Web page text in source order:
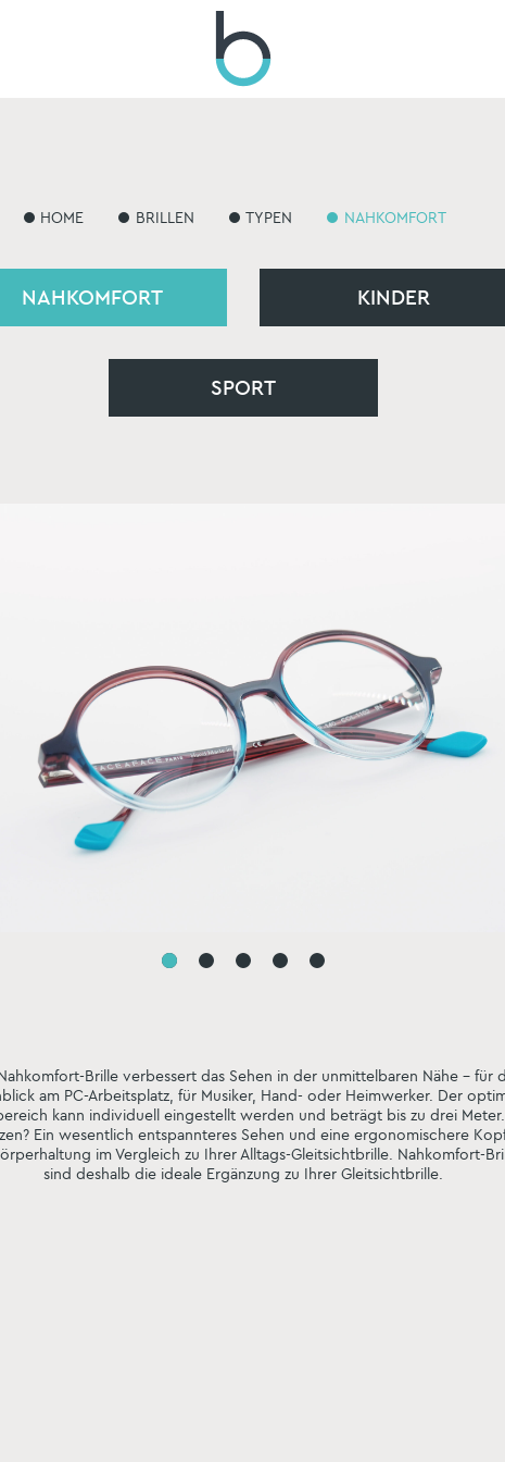
HOME BRILLEN TYPEN NAHKOMFORT
NAHKOMFORT
NAHKOMFORT KINDER
KINDER
SPORT
SPORT
Brille verbessert das Sehen in der unmittelbaren Nähe – für
am PC-Arbeitsplatz, für Musiker, Hand- oder Heimwerker. Der
kann individuell eingestellt werden und beträgt bis zu drei
Ein wesentlich entspannteres Sehen und eine ergonomischere
im Vergleich zu Ihrer Alltags-Gleitsichtbrille. Nahkomfort-
sind deshalb die ideale Ergänzung zu Ihrer Gleitsichtbrille.